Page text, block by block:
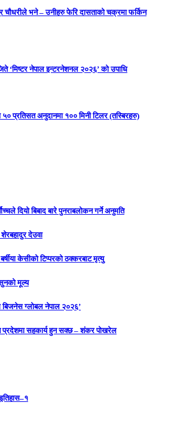
चौधरीले भने – उनीहरु फेरि दासताको चक्रमा फर्किन
‘मिष्टर नेपाल इन्टरनेशनल २०२६’ को उपाधि
प्रतिसत अनुदानमा १०० मिनी टिलर (तस्बिरहरु)
दियो बिबाद बारे पुनराबलोकन गर्ने अनुमति
देउवा
केसीको टिप्परको ठक्करबाट मृत्यु
मूल्य
बिजनेस ग्लोबल नेपाल २०२६’
सहकार्य हुन सक्छ – शंकर पोखरेल